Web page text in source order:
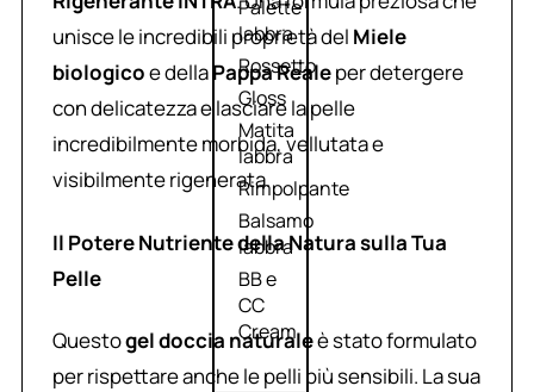
Palette
labbra
Rossetto
Gloss
Matita
labbra
Rimpolpante
Balsamo
labbra
BB e
CC
Cream
unisce le incredibili proprietà del Miele
biologicoe della Pappa Realeper detergere
con delicatezza e lasciare la pelle
incredibilmente morbida, vellutata e
visibilmente rigenerata.
Il Potere Nutriente della Natura sulla Tua
Pelle
Questogel doccia naturaleè stato formulato
per rispettare anche le pelli più sensibili. La sua